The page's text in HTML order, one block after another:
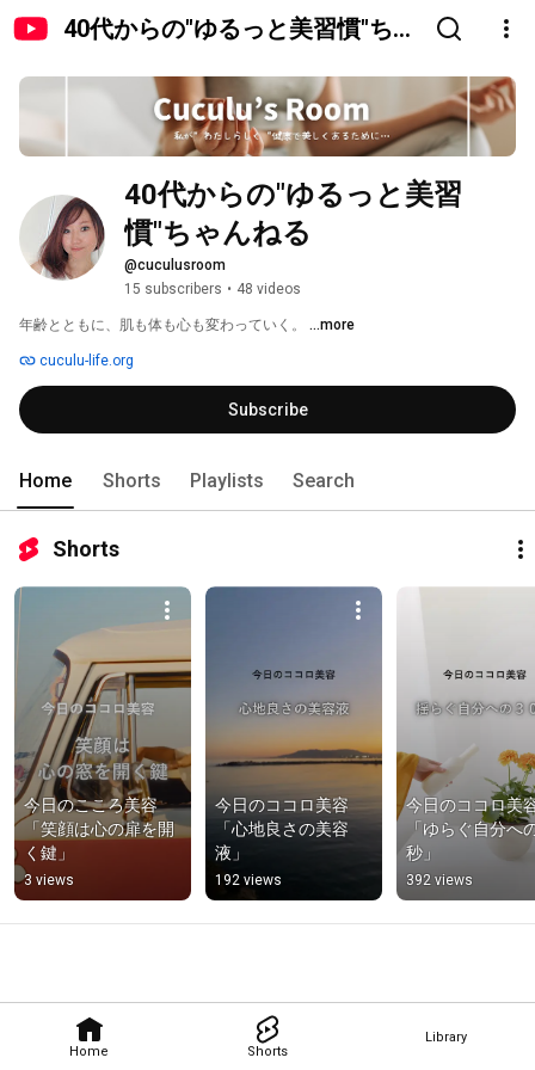
40代からの"ゆるっと美習慣"ちゃ
Home Shorts
Library
40代からの"ゆるっと美習
慣"ちゃんねる
@cuculusroom
15 subscribers • 48 videos
年齢とともに、肌も体も心も変わっていく。 ...more
cuculu-life.org
Subscribe
Home Shorts Playlists Search
Shorts
今日のこころ美容
「笑顔は心の扉を開
く鍵」
3 views
今日のココロ美容
「心地良さの美容
液」
192 views
今日のココロ美
「ゆらぐ自分へ
秒」
392 views